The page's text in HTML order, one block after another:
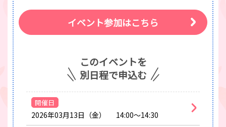
イベント参加はこちら
このイベントを
別日程で申込む
開催日
2026年03月13日（金） 14:00～14:30